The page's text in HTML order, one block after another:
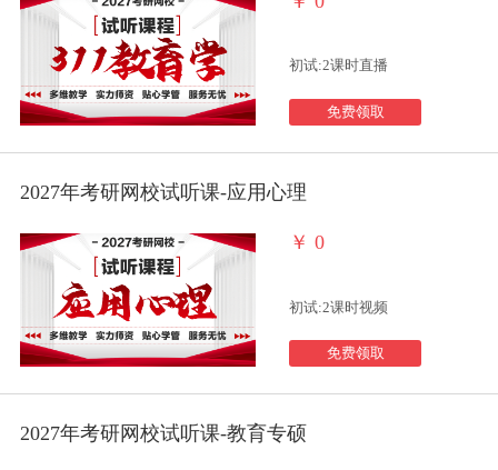
初试:2课时直播
免费领取
2027年考研网校试听课-应用心理
￥ 0
初试:2课时视频
免费领取
2027年考研网校试听课-教育专硕